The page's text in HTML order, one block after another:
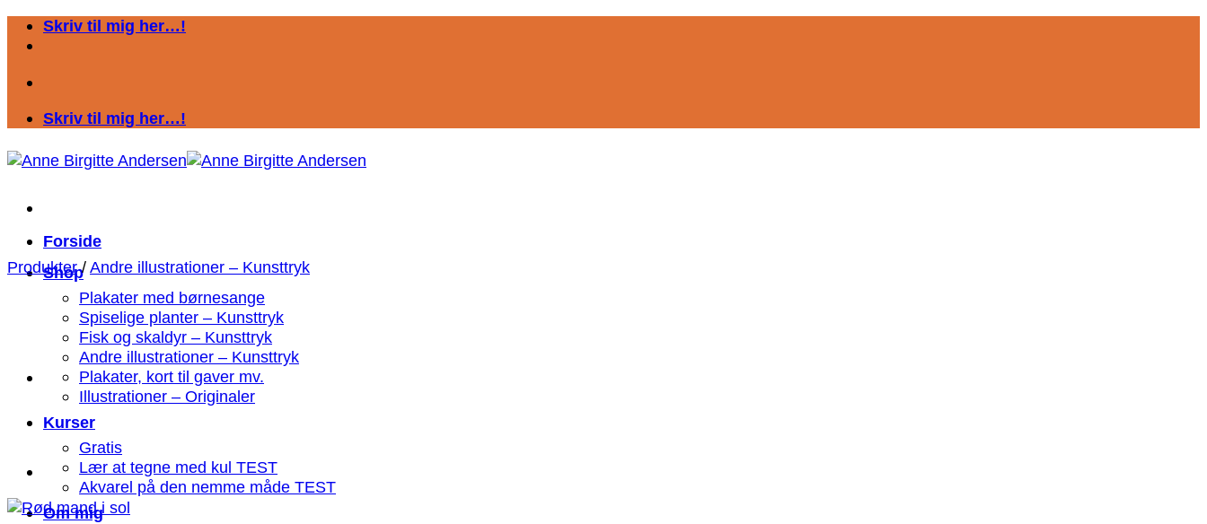
FortsætSkriv til mig her…!
Skriv til mig her…!
Forside
Shop
Plakater med børnesange
Spiselige planter – Kunsttryk
Fisk og skaldyr – Kunsttryk
Andre illustrationer – Kunsttryk
Plakater, kort til gaver mv.
Illustrationer – Originaler
Kurser
Gratis
Lær at tegne med kul TEST
Akvarel på den nemme måde TEST
Om mig
Produkter /Andre illustrationer – Kunsttryk